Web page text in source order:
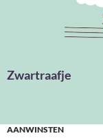
Zwartraafje
AANWINSTEN